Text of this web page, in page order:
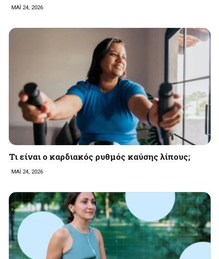
ΜΑΪ 24, 2026
Τι είναι ο καρδιακός ρυθμός καύσης λίπους;
ΜΑΪ 24, 2026